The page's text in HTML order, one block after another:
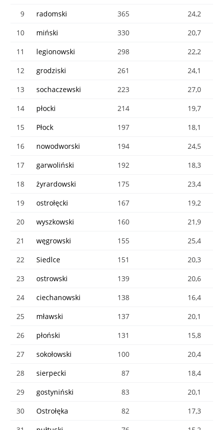
9
radomski 365
24,2
10
miński 330
20,7
11
legionowski 298
22,2
12
grodziski 261
24,1
13
sochaczewski 223
27,0
14
płocki 214
19,7
15
Płock 197
18,1
16
nowodworski 194
24,5
17
garwoliński 192
18,3
18
żyrardowski 175
23,4
19
ostrołęcki 167
19,2
20
wyszkowski 160
21,9
21
węgrowski 155
25,4
22
Siedlce 151
20,3
23
ostrowski 139
20,6
24
ciechanowski 138
16,4
25
mławski 137
20,1
26
płoński 131
15,8
27
sokołowski 100
20,4
28
sierpecki 87
18,4
29
gostyniński 83
20,1
30
Ostrołęka 82
17,3